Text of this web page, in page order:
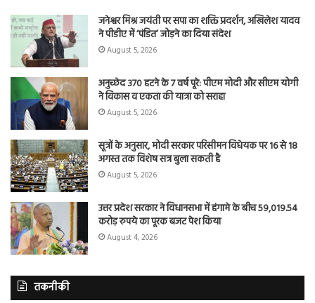
जनेश्वर मिश्र जयंती पर सपा का शक्ति प्रदर्शन, अखिलेश यादव
ने पीडीए में ‘पंडित’ जोड़ने का दिया संदेश
August 5, 2026
अनुच्छेद 370 हटने के 7 वर्ष पूरे: पीएम मोदी और सीएम योगी
ने विकास व एकता की यात्रा को सराहा
August 5, 2026
सूत्रों के अनुसार, मोदी सरकार परिसीमन विधेयक पर 16 से 18
अगस्त तक विशेष सत्र बुला सकती है
August 5, 2026
उत्तर प्रदेश सरकार ने विधानसभा में हंगामे के बीच 59,019.54
करोड़ रुपये का पूरक बजट पेश किया
August 4, 2026
तकनीकी